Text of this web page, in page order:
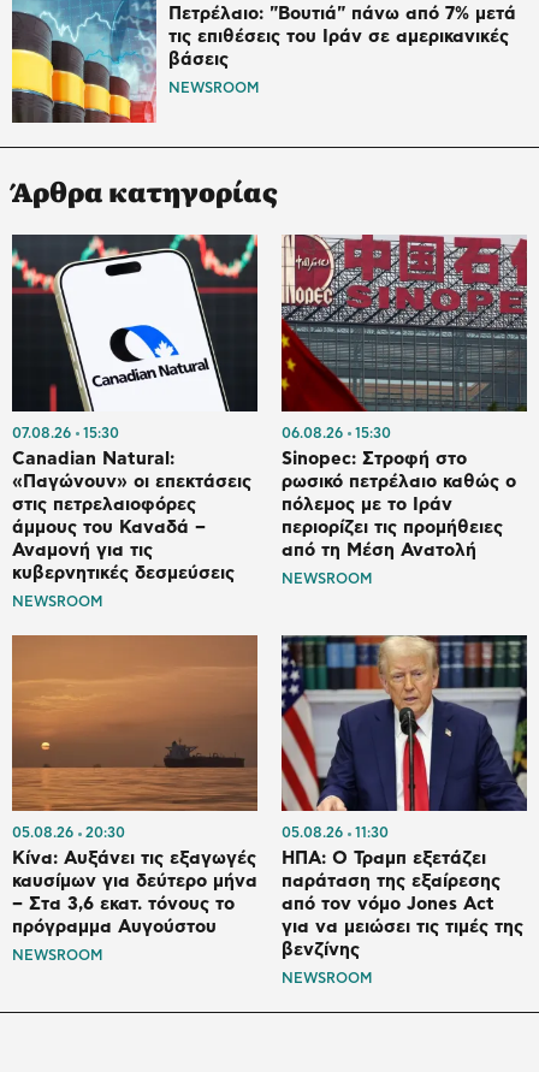
Πετρέλαιο: "Βουτιά" πάνω από 7% μετά
τις επιθέσεις του Ιράν σε αμερικανικές
βάσεις
NEWSROOM
Άρθρα κατηγορίας
07.08.26 15:30
Canadian Natural:
«Παγώνουν» οι επεκτάσεις
στις πετρελαιοφόρες
άμμους του Καναδά –
Αναμονή για τις
κυβερνητικές δεσμεύσεις
NEWSROOM
06.08.26 15:30
Sinopec: Στροφή στο
ρωσικό πετρέλαιο καθώς ο
πόλεμος με το Ιράν
περιορίζει τις προμήθειες
από τη Μέση Ανατολή
NEWSROOM
05.08.26 20:30
Κίνα: Αυξάνει τις εξαγωγές
καυσίμων για δεύτερο μήνα
– Στα 3,6 εκατ. τόνους το
πρόγραμμα Αυγούστου
NEWSROOM
05.08.26 11:30
ΗΠΑ: Ο Τραμπ εξετάζει
παράταση της εξαίρεσης
από τον νόμο Jones Act
για να μειώσει τις τιμές της
βενζίνης
NEWSROOM